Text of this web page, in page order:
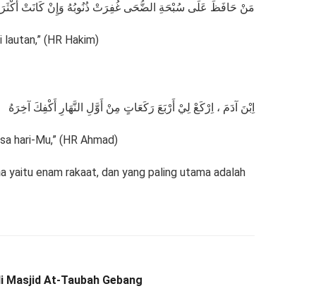
مَنْ حَافَظَ عَلَى سُبْحَةِ الضُّحَى غُفِرَتْ ذُنُوبُهُ وَإِنْ كَانَتْ أَكْثَرَ
(HR Hakim)
اِبْنَ آدَمَ ، اِرْكَعْ لِيْ أَرْبَعَ رَكَعَاتٍ مِنْ أَوَّلِ النَّهَارِ أَكْفِكَ آخِرَهُ
hari-Mu,” (HR Ahmad)
yaitu enam rakaat, dan yang paling utama adalah
At-Taubah Gebang